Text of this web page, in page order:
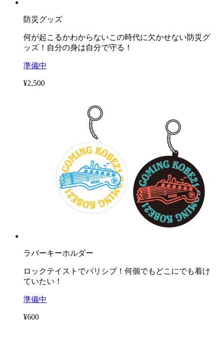
防災グッズ
何が起こるかわからないこの時代に欠かせない防災グ
ッズ！自分の身は自分で守る！
準備中
¥2,500
ラバーキーホルダー
ロックテイストでバリシブ！何個でもどこにでも着け
ていたい！
準備中
¥600